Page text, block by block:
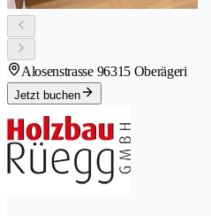
Alosenstrasse 96315 Oberägeri
Jetzt buchen